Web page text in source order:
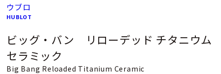
ウブロ
HUBLOT
ビッグ・バン リローデッド チタニウム
セラミック
Big Bang Reloaded Titanium Ceramic